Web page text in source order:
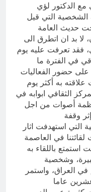
مع الدكتور لؤي
التي قيل
حديث العامة
بد ان اتطرق الى
فقد تعرفت عليه يوم
في الفترة ما
يواظب على حضور الفعاليات
علاقته به أكثر يوم
الثقافي ابوابه في
لمنظمة أصوات من اجل
وقفة
التي استهدفت اثار
في العاصمة
باللقاء به
وشخصية
العراق، واستمر
عاما